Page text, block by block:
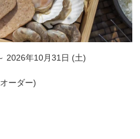
2026年10月31日 (土)
ーダー)